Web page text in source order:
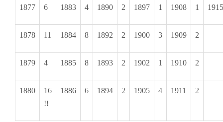
1877 6 1883 4 1890 2 1897 1 1908 1 1915
1878 11 1884 8 1892 2 1900 3 1909 2
1879 4 1885 8 1893 2 1902 1 1910 2
1880
16
!!
1886 6 1894 2 1905 4 1911 2